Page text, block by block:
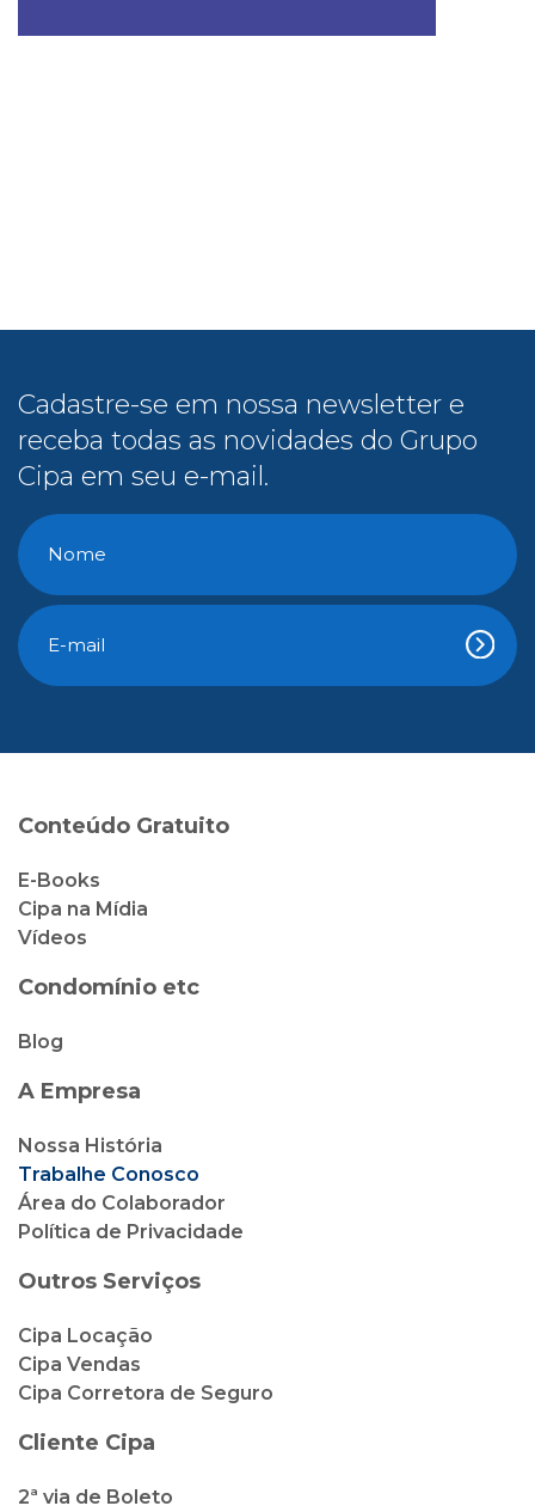
Cadastre-se em nossa newsletter e
receba todas as novidades do Grupo
Cipa em seu e-mail.
Conteúdo Gratuito
E-Books
Cipa na Mídia
Vídeos
Condomínio etc
Blog
A Empresa
Nossa História
Trabalhe Conosco
Área do Colaborador
Política de Privacidade
Outros Serviços
Cipa Locação
Cipa Vendas
Cipa Corretora de Seguro
Cliente Cipa
2ª via de Boleto